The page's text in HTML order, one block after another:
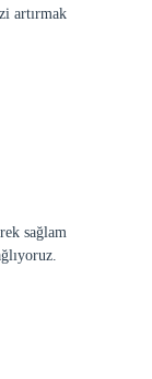
artırmak
sağlam